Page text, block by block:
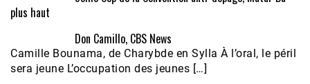
plus haut
Don Camillo, CBS News
Camille Bounama, de Charybde en Sylla À l’oral, le péril
sera jeune L’occupation des jeunes […]